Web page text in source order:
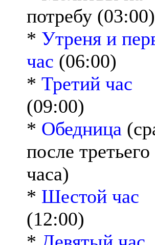
потребу (03:00)
* Утреня и
час (06:00)
* Третий час
(09:00)
* Обедница
после третьего
часа)
* Шестой час
(12:00)